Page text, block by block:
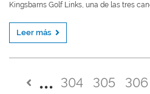
Kingsbarns Golf Links, una de las tres
Leer más
304 305 306